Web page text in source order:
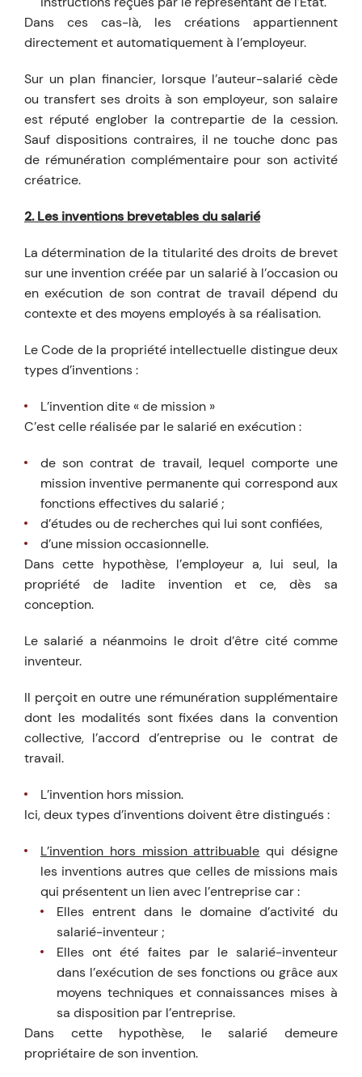
Dans ces cas-là, les créations appartiennent
directement et automatiquement à l’employeur.
Sur un plan financier, lorsque l’auteur-salarié cède
ou transfert ses droits à son employeur, son salaire
est réputé englober la contrepartie de la cession.
Sauf dispositions contraires, il ne touche donc pas
de rémunération complémentaire pour son activité
créatrice.
2. Les inventions brevetables du salarié
La détermination de la titularité des droits de brevet
sur une invention créée par un salarié à l’occasion ou
en exécution de son contrat de travail dépend du
contexte et des moyens employés à sa réalisation.
Le Code de la propriété intellectuelle distingue deux
types d’inventions :
L’invention dite « de mission »
C’est celle réalisée par le salarié en exécution :
de son contrat de travail, lequel comporte une
mission inventive permanente qui correspond aux
fonctions effectives du salarié ;
d’études ou de recherches qui lui sont confiées,
d’une mission occasionnelle.
Dans cette hypothèse, l’employeur a, lui seul, la
propriété de ladite invention et ce, dès sa
conception.
Le salarié a néanmoins le droit d’être cité comme
inventeur.
Il perçoit en outre une rémunération supplémentaire
dont les modalités sont fixées dans la convention
collective, l’accord d’entreprise ou le contrat de
travail.
L’invention hors mission.
Ici, deux types d’inventions doivent être distingués :
L’invention hors mission attribuable qui désigne
les inventions autres que celles de missions mais
qui présentent un lien avec l’entreprise car :
Elles entrent dans le domaine d’activité du
salarié-inventeur ;
Elles ont été faites par le salarié-inventeur
dans l’exécution de ses fonctions ou grâce aux
moyens techniques et connaissances mises à
sa disposition par l’entreprise.
Dans cette hypothèse, le salarié demeure
propriétaire de son invention.